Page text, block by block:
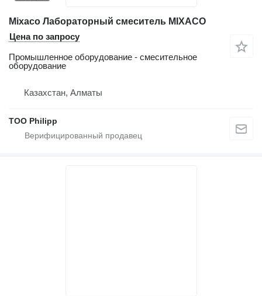
Mixaco Лабораторный смеситель MIXACO
Цена по запросу
Промышленное оборудование - смесительное
оборудование
Казахстан, Алматы
ТОО Philipp